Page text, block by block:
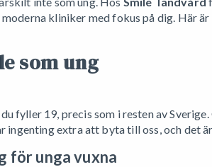
kliniker med fokus på dig. Här
som ung
fyller 19, precis som i resten av
ingenting extra att byta till oss, och det
för unga vuxna